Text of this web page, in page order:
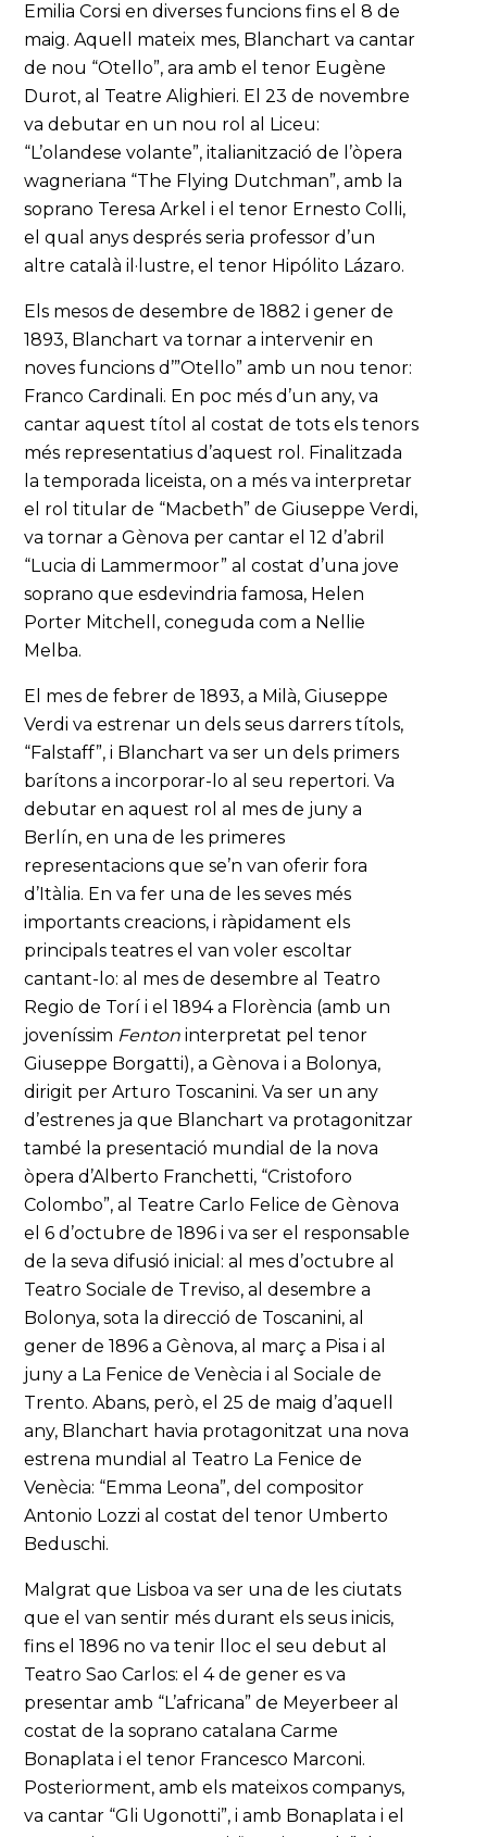
Emilia Corsi en diverses funcions fins el 8 de
maig. Aquell mateix mes, Blanchart va cantar
de nou “Otello”, ara amb el tenor Eugène
Durot, al Teatre Alighieri. El 23 de novembre
va debutar en un nou rol al Liceu:
“L’olandese volante”, italianització de l’òpera
wagneriana “The Flying Dutchman”, amb la
soprano Teresa Arkel i el tenor Ernesto Colli,
el qual anys després seria professor d’un
altre català il·lustre, el tenor Hipólito Lázaro.
Els mesos de desembre de 1882 i gener de
1893, Blanchart va tornar a intervenir en
noves funcions d’”Otello” amb un nou tenor:
Franco Cardinali. En poc més d’un any, va
cantar aquest títol al costat de tots els tenors
més representatius d’aquest rol. Finalitzada
la temporada liceista, on a més va interpretar
el rol titular de “Macbeth” de Giuseppe Verdi,
va tornar a Gènova per cantar el 12 d’abril
“Lucia di Lammermoor” al costat d’una jove
soprano que esdevindria famosa, Helen
Porter Mitchell, coneguda com a Nellie
Melba.
El mes de febrer de 1893, a Milà, Giuseppe
Verdi va estrenar un dels seus darrers títols,
“Falstaff”, i Blanchart va ser un dels primers
barítons a incorporar-lo al seu repertori. Va
debutar en aquest rol al mes de juny a
Berlín, en una de les primeres
representacions que se’n van oferir fora
d’Itàlia. En va fer una de les seves més
importants creacions, i ràpidament els
principals teatres el van voler escoltar
cantant-lo: al mes de desembre al Teatro
Regio de Torí i el 1894 a Florència (amb un
joveníssim Fenton interpretat pel tenor
Giuseppe Borgatti), a Gènova i a Bolonya,
dirigit per Arturo Toscanini. Va ser un any
d’estrenes ja que Blanchart va protagonitzar
també la presentació mundial de la nova
òpera d’Alberto Franchetti, “Cristoforo
Colombo”, al Teatre Carlo Felice de Gènova
el 6 d’octubre de 1896 i va ser el responsable
de la seva difusió inicial: al mes d’octubre al
Teatro Sociale de Treviso, al desembre a
Bolonya, sota la direcció de Toscanini, al
gener de 1896 a Gènova, al març a Pisa i al
juny a La Fenice de Venècia i al Sociale de
Trento. Abans, però, el 25 de maig d’aquell
any, Blanchart havia protagonitzat una nova
estrena mundial al Teatro La Fenice de
Venècia: “Emma Leona”, del compositor
Antonio Lozzi al costat del tenor Umberto
Beduschi.
Malgrat que Lisboa va ser una de les ciutats
que el van sentir més durant els seus inicis,
fins el 1896 no va tenir lloc el seu debut al
Teatro Sao Carlos: el 4 de gener es va
presentar amb “L’africana” de Meyerbeer al
costat de la soprano catalana Carme
Bonaplata i el tenor Francesco Marconi.
Posteriorment, amb els mateixos companys,
va cantar “Gli Ugonotti”, i amb Bonaplata i el